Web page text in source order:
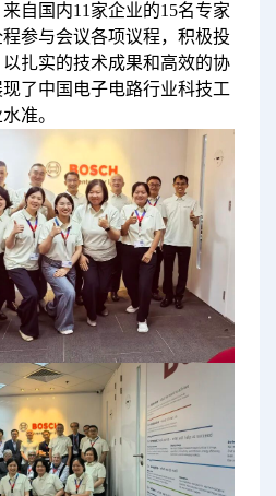
自国内11家企业的15名专家
参与会议各项议程，积极投
扎实的技术成果和高效的协
了中国电子电路行业科技工
准。